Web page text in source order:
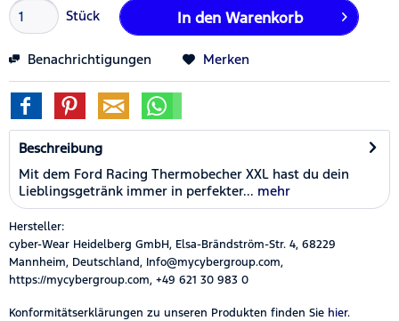
Stück In den Warenkorb
Benachrichtigungen Merken
Beschreibung
Mit dem Ford Racing Thermobecher XXL hast du dein
Lieblingsgetränk immer in perfekter... mehr
Hersteller:
cyber-Wear Heidelberg GmbH, Elsa-Brändström-Str. 4, 68229
Mannheim, Deutschland, Info@mycybergroup.com,
https://mycybergroup.com, +49 621 30 983 0
Konformitätserklärungen zu unseren Produkten finden Sie hier.